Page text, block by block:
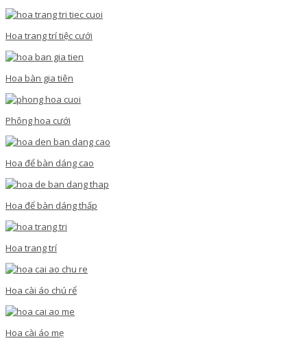
Hoa trang trí tiệc cưới
Hoa bàn gia tiên
Phông hoa cưới
Hoa để bàn dáng cao
Hoa để bàn dáng thấp
Hoa trang trí
Hoa cài áo chú rể
Hoa cài áo mẹ